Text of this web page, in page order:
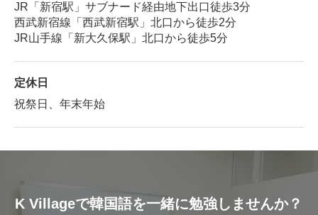
JR「新宿駅」サブナード経由地下出口徒歩3分
西武新宿線「西武新宿駅」北口から徒歩2分
JR山手線「新大久保駅」北口から徒歩5分
定休日
祝祭日、年末年始
K Villageで韓国語を一緒に勉強しませんか？